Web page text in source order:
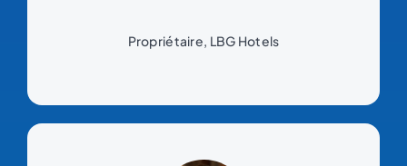
Propriétaire, LBG Hotels